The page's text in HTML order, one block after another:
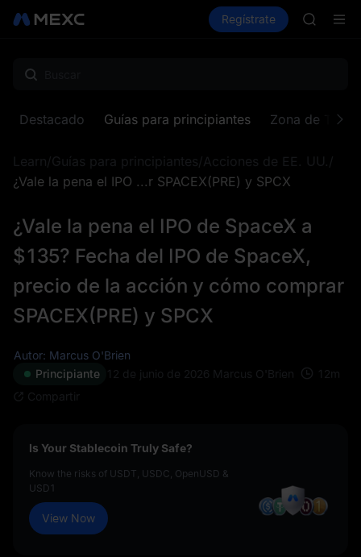
Mercados Spot Futuros
Regístrate
SKYAI
Destacado Guías para principiantes Zona de
Learn/Guías para principiantes/Acciones de EE. UU./
¿Vale la pena el IPO ...r SPACEX(PRE) y SPCX
¿Vale la pena el IPO de SpaceX a
$135? Fecha del IPO de SpaceX,
precio de la acción y cómo comprar
SPACEX(PRE) y SPCX
Autor: Marcus O'Brien
Principiante 12 de junio de 2026 Marcus O'Brien 12 m
Compartir
Is Your Stablecoin Truly Safe?
Know the risks of USDT, USDC, OpenUSD &
USD1
View Now